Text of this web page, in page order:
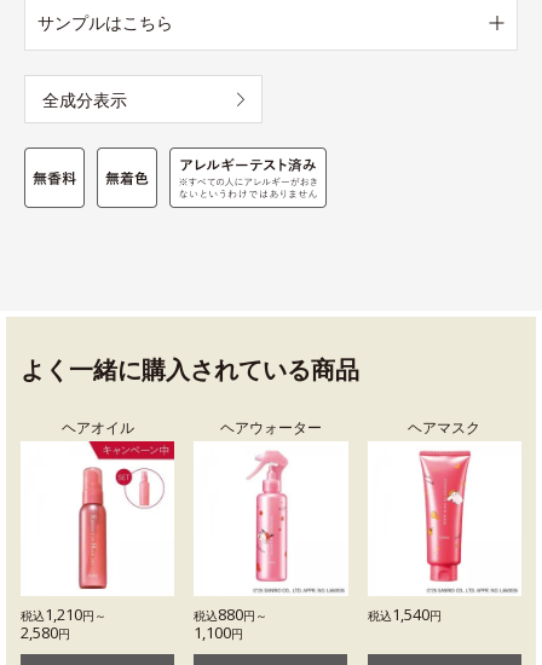
サンプルはこちら
全成分表示
よく一緒に購入されている商品
ヘアオイル
税込1,210円～
2,580円
ヘアウォーター
税込880円～
1,100円
ヘアマスク
税込1,540円